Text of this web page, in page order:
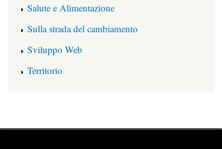
Salute e Alimentazione
Sulla strada del cambiamento
Sviluppo Web
Territorio